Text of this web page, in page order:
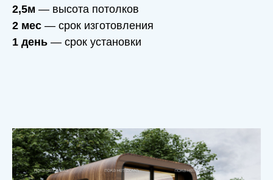
2,5м — высота потолков
2 мес — срок изготовления
1 день — срок установки